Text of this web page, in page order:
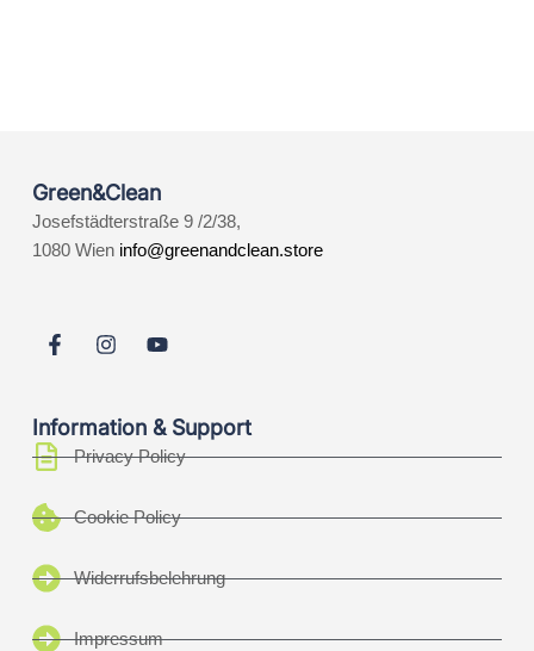
Green&Clean
Josefstädterstraße 9 /2/38,
1080 Wien info@greenandclean.store
Information & Support
Privacy Policy
Cookie Policy
Widerrufsbelehrung
Impressum